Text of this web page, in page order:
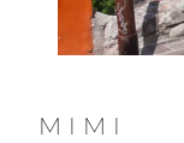
MIMI